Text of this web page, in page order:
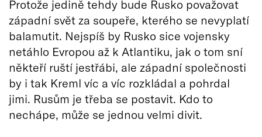
Protože jedině tehdy bude Rusko považovat
západní svět za soupeře, kterého se nevyplatí
balamutit. Nejspíš by Rusko sice vojensky
netáhlo Evropou až k Atlantiku, jak o tom sní
někteří ruští jestřábi, ale západní společnosti
by i tak Kreml víc a víc rozkládal a pohrdal
jimi. Rusům je třeba se postavit. Kdo to
nechápe, může se jednou velmi divit.